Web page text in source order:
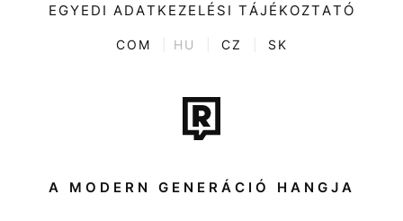
Kultúra
ENTR
Tech-Tudomány
Sport
Társadalom
EGYEDI ADATKEZELÉSI TÁJÉKOZTATÓ
COM HU CZ SK
A MODERN GENERÁCIÓ HANGJA